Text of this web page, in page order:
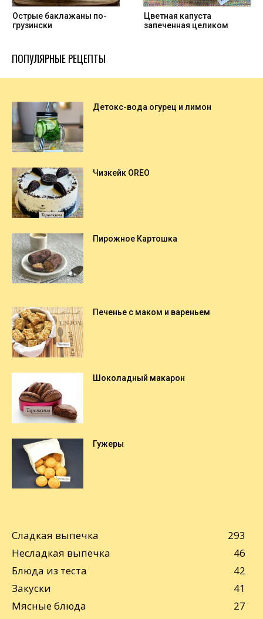
Острые баклажаны по-
грузински
Цветная капуста
запеченная целиком
ПОПУЛЯРНЫЕ РЕЦЕПТЫ
Детокс-вода огурец и лимон
Чизкейк OREO
Пирожное Картошка
Печенье с маком и вареньем
Шоколадный макарон
Гужеры
Сладкая выпечка
293
Несладкая выпечка
46
Блюда из теста
42
Закуски
41
Мясные блюда
27